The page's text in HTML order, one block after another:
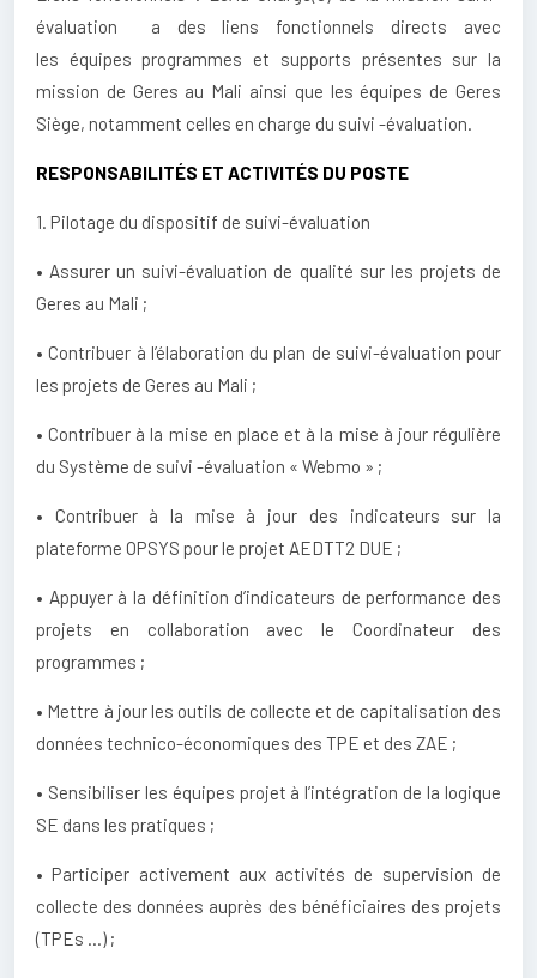
évaluation a des liens fonctionnels directs avec
les équipes programmes et supports présentes sur la
mission de Geres au Mali ainsi que les équipes de Geres
Siège, notamment celles en charge du suivi -évaluation.
RESPONSABILITÉS ET ACTIVITÉS DU POSTE
1. Pilotage du dispositif de suivi-évaluation
• Assurer un suivi-évaluation de qualité sur les projets de
Geres au Mali ;
• Contribuer à l’élaboration du plan de suivi-évaluation pour
les projets de Geres au Mali ;
• Contribuer à la mise en place et à la mise à jour régulière
du Système de suivi -évaluation « Webmo » ;
• Contribuer à la mise à jour des indicateurs sur la
plateforme OPSYS pour le projet AEDTT2 DUE ;
• Appuyer à la définition d’indicateurs de performance des
projets en collaboration avec le Coordinateur des
programmes ;
• Mettre à jour les outils de collecte et de capitalisation des
données technico-économiques des TPE et des ZAE ;
• Sensibiliser les équipes projet à l’intégration de la logique
SE dans les pratiques ;
• Participer activement aux activités de supervision de
collecte des données auprès des bénéficiaires des projets
(TPEs …) ;